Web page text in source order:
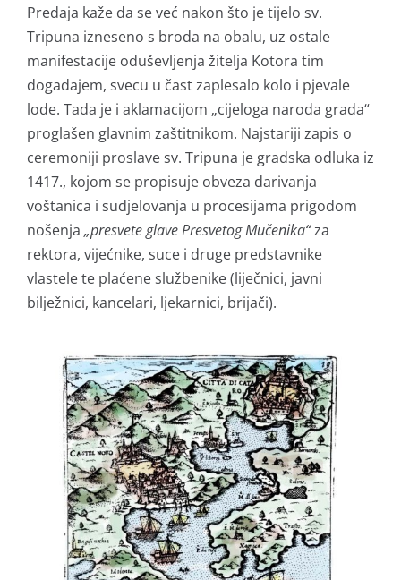
Predaja kaže da se već nakon što je tijelo sv.
Tripuna izneseno s broda na obalu, uz ostale
manifestacije oduševljenja žitelja Kotora tim
događajem, svecu u čast zaplesalo kolo i pjevale
lode. Tada je i aklamacijom „cijeloga naroda grada“
proglašen glavnim zaštitnikom. Najstariji zapis o
ceremoniji proslave sv. Tripuna je gradska odluka iz
1417., kojom se propisuje obveza darivanja
voštanica i sudjelovanja u procesijama prigodom
nošenja „presvete glave Presvetog Mučenika“za
rektora, vijećnike, suce i druge predstavnike
vlastele te plaćene službenike (liječnici, javni
bilježnici, kancelari, ljekarnici, brijači).